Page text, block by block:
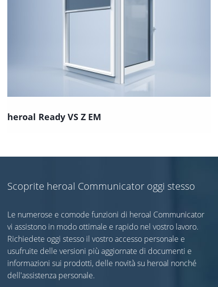
heroal Ready VS Z EM
Scoprite heroal Communicator oggi stesso
Le numerose e comode funzioni di heroal Communicator
vi assistono in modo ottimale e rapido nel vostro lavoro.
Richiedete oggi stesso il vostro accesso personale e
usufruite delle versioni più aggiornate di documenti e
informazioni sui prodotti, delle novità su heroal nonché
dell'assistenza personale.